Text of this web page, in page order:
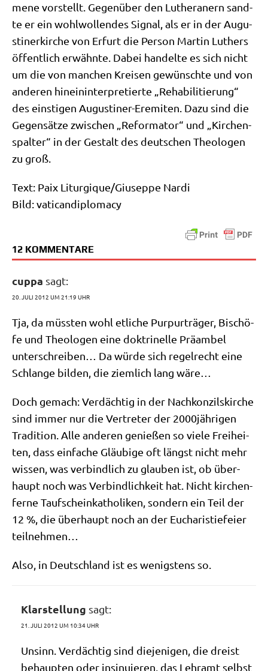
me­ne vor­stellt. Gegen­über den Luthe­ra­nern sand­
te er ein wohl­wol­len­des Signal, als er in der Augu­
sti­ner­kir­che von Erfurt die Per­son Mar­tin Luthers
öffent­lich erwähn­te. Dabei han­del­te es sich nicht
um die von man­chen Krei­sen gewünsch­te und von
ande­ren hin­ein­in­ter­pre­tier­te „Reha­bi­li­tie­rung“
des ein­sti­gen Augu­sti­ner-Ere­mi­ten. Dazu sind die
Gegen­sät­ze zwi­schen „Refor­ma­tor“ und „Kir­chen­
spal­ter“ in der Gestalt des deut­schen Theo­lo­gen
zu groß.
Text: Paix Liturgique/​Giuseppe Nardi
Bild: vaticandiplomacy
12 KOMMENTARE
cuppa sagt:
20. JULI 2012 UM 21:19 UHR
Tja, da müss­ten wohl etli­che Pur­pur­trä­ger, Bischö­
fe und Theo­lo­gen eine dok­tri­nel­le Prä­am­bel
unter­schrei­ben… Da wür­de sich regel­recht eine
Schlan­ge bil­den, die ziem­lich lang wäre…
Doch gemach: Ver­däch­tig in der Nach­kon­zils­kir­che
sind immer nur die Ver­tre­ter der 2000jährigen
Tra­di­ti­on. Alle ande­ren genie­ßen so vie­le Frei­hei­
ten, dass ein­fa­che Gläu­bi­ge oft längst nicht mehr
wis­sen, was ver­bind­lich zu glau­ben ist, ob über­
haupt noch was Ver­bind­lich­keit hat. Nicht kir­chen­
fer­ne Tauf­schein­ka­tho­li­ken, son­dern ein Teil der
12 %, die über­haupt noch an der Eucha­ri­stie­fei­er
teilnehmen…
Also, in Deutsch­land ist es wenig­stens so.
Klarstellung sagt:
21. JULI 2012 UM 10:34 UHR
Unsinn. Ver­däch­tig sind die­je­ni­gen, die dreist
behaup­ten oder insi­nu­ie­ren, das Lehr­amt selbst